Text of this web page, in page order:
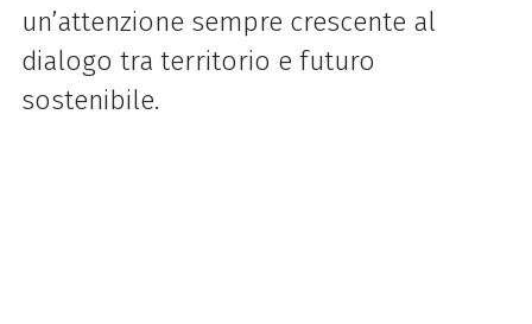
un’attenzione sempre crescente al
dialogo tra territorio e futuro
sostenibile.